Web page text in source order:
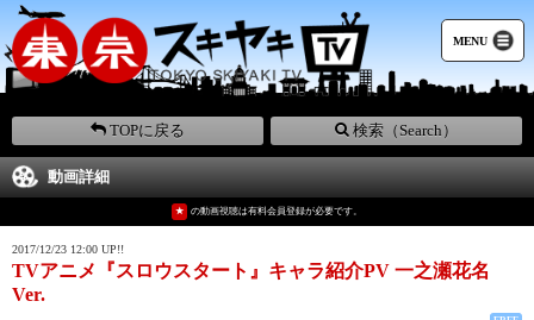
MENU
TOPに戻る 検索（Search）
動画詳細
★ の動画視聴は有料会員登録が必要です。
2017/12/23 12:00 UP!!
TVアニメ『スロウスタート』キャラ紹介PV 一之瀬花名
Ver.